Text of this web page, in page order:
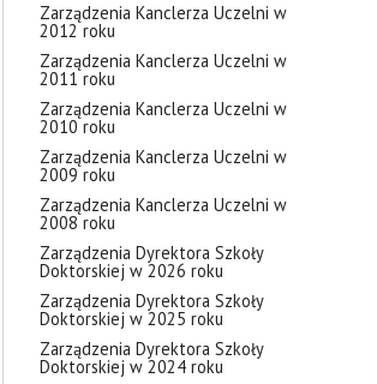
Zarządzenia Kanclerza Uczelni w
2012 roku
Zarządzenia Kanclerza Uczelni w
2011 roku
Zarządzenia Kanclerza Uczelni w
2010 roku
Zarządzenia Kanclerza Uczelni w
2009 roku
Zarządzenia Kanclerza Uczelni w
2008 roku
Zarządzenia Dyrektora Szkoły
Doktorskiej w 2026 roku
Zarządzenia Dyrektora Szkoły
Doktorskiej w 2025 roku
Zarządzenia Dyrektora Szkoły
Doktorskiej w 2024 roku